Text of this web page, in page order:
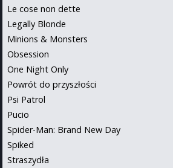
Le cose non dette
Legally Blonde
Minions & Monsters
Obsession
One Night Only
Powrót do przyszłości
Psi Patrol
Pucio
Spider-Man: Brand New Day
Spiked
Straszydła